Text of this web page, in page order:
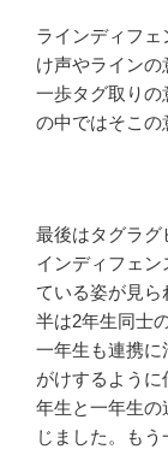
ラインディフ
け声やラインの
一歩タグ取りの
の中ではそこの
最後はタグラグ
インディフェ
ている姿が見
半は2年生同士
一年生も連携
がけするよう
年生と一年生
じました。も